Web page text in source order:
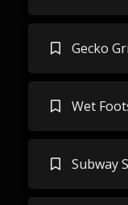
Gecko
Wet
Subway